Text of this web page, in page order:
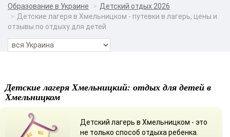
Образование в Украине
Детский отдых 2026
Детские лагеря в Хмельницком - путевки в лагерь, цены и
отзывы по отдыху для детей
Детские лагеря Хмельницкий: отдых для детей в
Хмельницком
Детский лагерь в Хмельницком - это
не только способ отдыха ребенка.